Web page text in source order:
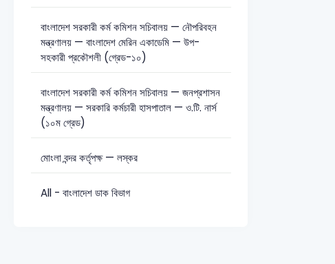
বাংলাদেশ সরকারী কর্ম কমিশন সচিবালয় — নৌপরিবহন
মন্ত্রণালয় — বাংলাদেশ মেরিন একাডেমি — উপ-
সহকারী প্রকৌশলী (গ্রেড-১০)
বাংলাদেশ সরকারী কর্ম কমিশন সচিবালয় — জনপ্রশাসন
মন্ত্রণালয় — সরকারি কর্মচারী হাসপাতাল — ও.টি. নার্স
(১০ম গ্রেড)
মোংলা বন্দর কর্তৃপক্ষ — লস্কর
All - বাংলাদেশ ডাক বিভাগ